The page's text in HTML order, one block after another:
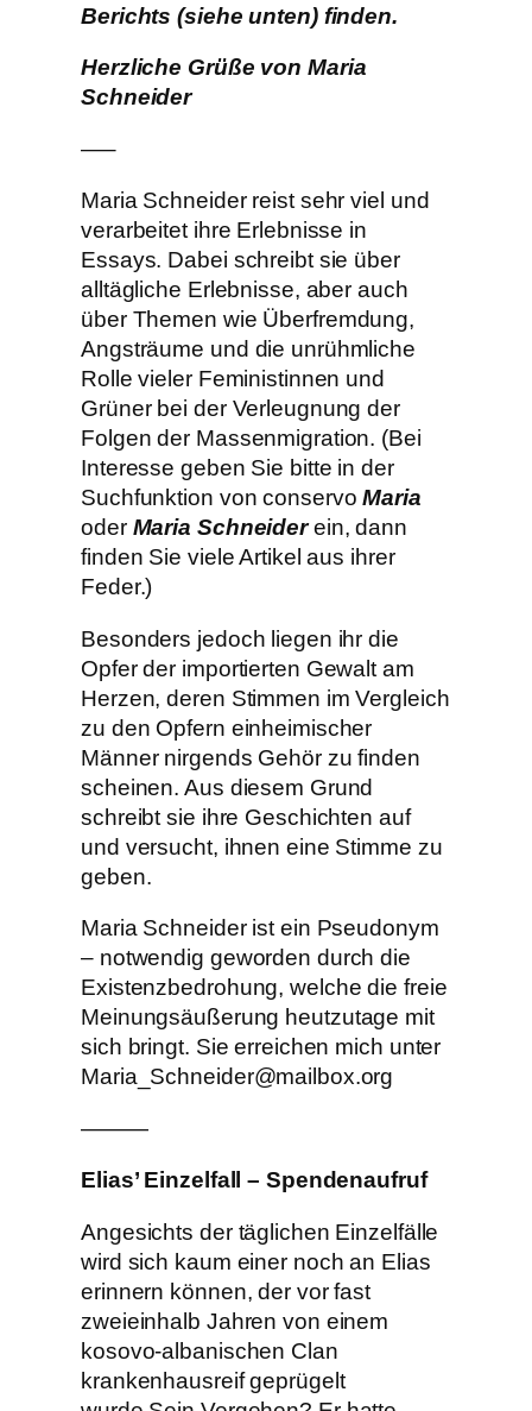
Berichts (siehe unten) finden.
Herzliche Grüße von Maria
Schneider
—–
Maria Schneider reist sehr viel und
verarbeitet ihre Erlebnisse in
Essays. Dabei schreibt sie über
alltägliche Erlebnisse, aber auch
über Themen wie Überfremdung,
Angsträume und die unrühmliche
Rolle vieler Feministinnen und
Grüner bei der Verleugnung der
Folgen der Massenmigration. (Bei
Interesse geben Sie bitte in der
Suchfunktion von conservoMaria
oder Maria Schneiderein, dann
finden Sie viele Artikel aus ihrer
Feder.)
Besonders jedoch liegen ihr die
Opfer der importierten Gewalt am
Herzen, deren Stimmen im Vergleich
zu den Opfern einheimischer
Männer nirgends Gehör zu finden
scheinen. Aus diesem Grund
schreibt sie ihre Geschichten auf
und versucht, ihnen eine Stimme zu
geben.
Maria Schneider ist ein Pseudonym
– notwendig geworden durch die
Existenzbedrohung, welche die freie
Meinungsäußerung heutzutage mit
sich bringt. Sie erreichen mich unter
Maria_Schneider@mailbox.org
———
Elias’ Einzelfall – Spendenaufruf
Angesichts der täglichen Einzelfälle
wird sich kaum einer noch an Elias
erinnern können, der vor fast
zweieinhalb Jahren von einem
kosovo-albanischen Clan
krankenhausreif geprügelt